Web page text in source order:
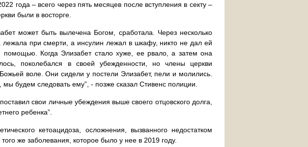
года – всего через пять месяцев после вступления в секту –
были в восторге.
может быть вылечена Богом, сработала. Через несколько
лежала при смерти, а инсулин лежал в шкафу, никто не дал ей
помощью. Когда Элизабет стало хуже, ее рвало, а затем она
поколебался в своей убежденности, но члены церкви
воле. Они сидели у постели Элизабет, пели и молились.
будем следовать ему”, - позже сказал Стивенс полиции.
свои личные убеждения выше своего отцовского долга,
ребенка”.
кетоацидоза, осложнения, вызванного недостатком
же заболевания, которое было у нее в 2019 году.